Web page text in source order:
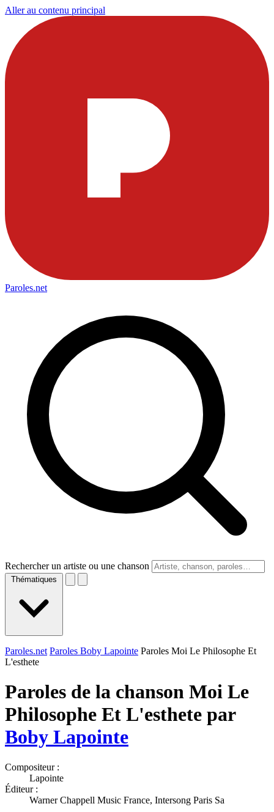
Aller au contenu principal
Paroles.net
Rechercher un artiste ou une chanson
Thématiques
Paroles.net Paroles Boby Lapointe Paroles Moi Le Philosophe Et
L'esthete
Paroles de la chanson Moi Le
Philosophe Et L'esthete par
Boby Lapointe
Compositeur :
Lapointe
Éditeur :
Warner Chappell Music France, Intersong Paris Sa